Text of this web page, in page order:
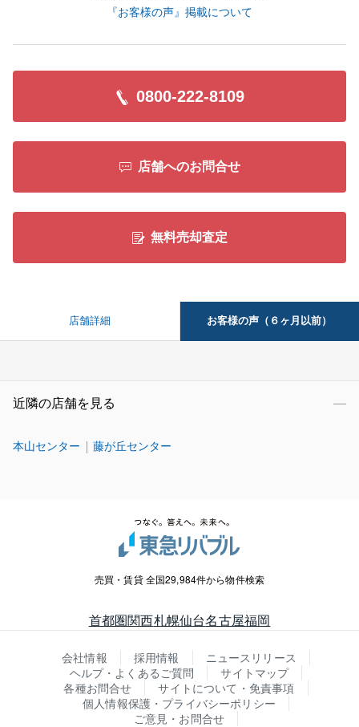
『お客様の声』掲載について
0800-222-8109
店舗へのお問合せ
無料売却査定
店舗詳細 お客様の声（６ヶ月以前）
近隣の店舗を見る
本山センター 藤が丘センター
売買・賃貸 全国29,984件から物件検索
首都圏関西札幌仙台名古屋福岡
会社情報 採用情報
ニュースリリース
ヘルプ・よくあるご質問
サイトマップ
各種お問合せ
サイトについて・免責事項
個人情報保護・プライバシーポリシー
ご意見・お問合せ